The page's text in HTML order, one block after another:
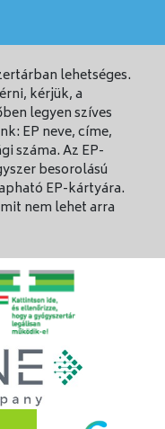
lehetséges.
kérjük, a
legyen szíves
EP neve, címe,
száma. Az EP-
besorolású
EP-kártyára.
nem lehet arra